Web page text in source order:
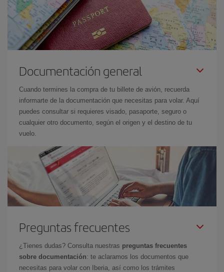
Documentación general
Cuando termines la compra de tu billete de avión, recuerda
informarte de la documentación que necesitas para volar. Aquí
puedes consultar si requieres visado, pasaporte, seguro o
cualquier otro documento, según el origen y el destino de tu
vuelo.
Preguntas frecuentes
¿Tienes dudas? Consulta nuestras preguntas frecuentes
sobre documentación: te aclaramos los documentos que
necesitas para volar con Iberia, así como los trámites